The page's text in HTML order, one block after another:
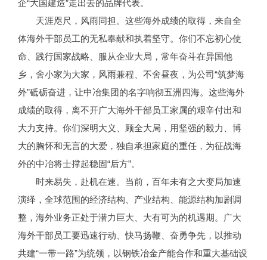
企“大国建造”走出去的品牌代表。
天涯咫尺，风雨同担。这些海外成绩的取得，来自全
体海外干部员工的无私奉献和执着坚守。你们不忘初心使
命、践行国家战略、服从企业大局，常年奋斗在异国他
乡，舍小家为大家，风雨兼程、不舍昼夜，为公司“筑梦海
外”砥砺奋进，让中冶集团的名字响彻五洲四海。这些海外
成绩的取得，离不开广大海外干部员工家属的艰辛付出和
大力支持。你们深明大义、顾全大局，用坚强的毅力、博
大的胸怀和无言的大爱，独自承担家庭的重任，为征战海
外的中冶将士撑起稳固“后方”。
时来易失，赴机在速。当前，百年未有之大变局加速
演绎，全球范围的经济结构、产业结构、能源结构加剧调
整，海外业务正处于潜力巨大、大有可为的机遇期。广大
海外干部员工要迅速行动、快马扬鞭、奋勇争先，以推动
共建“一带一路”为统领，以钢铁冶金产能合作和重大基础设